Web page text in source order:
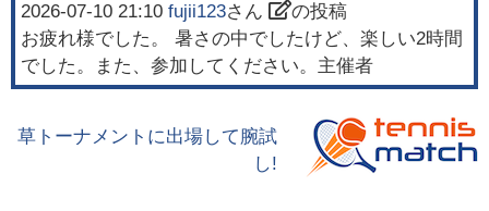
2026-07-10 21:10 fujii123さん
の投稿
お疲れ様でした。 暑さの中でしたけど、楽しい2時間
でした。また、参加してください。主催者
草トーナメントに出場して腕試
し!